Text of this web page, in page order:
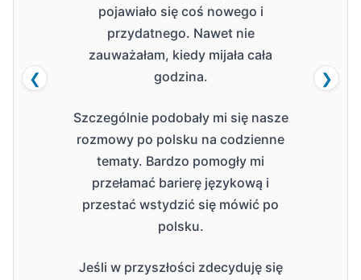
pojawiało się coś nowego i
przydatnego. Nawet nie
zauważałam, kiedy mijała cała
godzina.
Szczególnie podobały mi się nasze
rozmowy po polsku na codzienne
tematy. Bardzo pomogły mi
przełamać barierę językową i
przestać wstydzić się mówić po
polsku.
Jeśli w przyszłości zdecyduję się
❮ ❯